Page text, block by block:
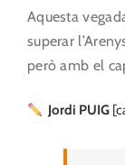
Aquesta
superar
però amb el
Jordi PUIG